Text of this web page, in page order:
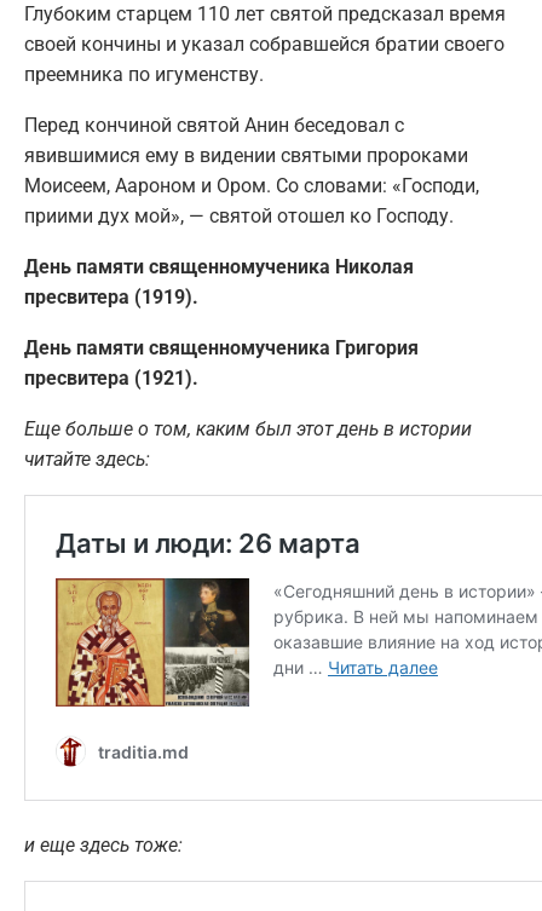
Глубоким старцем 110 лет святой предсказал время
своей кончины и указал собравшейся братии своего
преемника по игуменству.
Перед кончиной святой Анин беседовал с
явившимися ему в видении святыми пророками
Моисеем, Аароном и Ором. Со словами: «Господи,
приими дух мой», — святой отошел ко Господу.
День памяти священномученика Николая
пресвитера (1919).
День памяти священномученика Григория
пресвитера (1921).
Еще больше о том, каким был этот день в истории
читайте здесь:
и еще здесь тоже: